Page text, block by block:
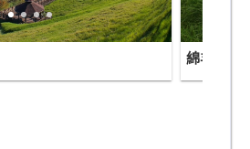
綿羊群